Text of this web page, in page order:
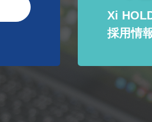
Xi
採用情